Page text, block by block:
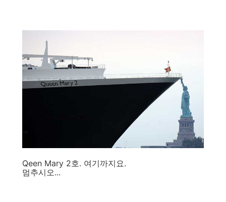
Qeen Mary 2호. 여기까지요.
멈추시오...